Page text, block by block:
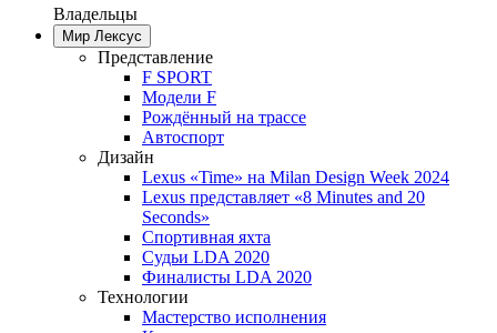
Владельцы
Мир Лексус
Представление
F SPORT
Модели F
Рождённый на трассе
Автоспорт
Дизайн
Lexus «Time» на Milan Design Week 2024
Lexus представляет «8 Minutes and 20
Seconds»
Спортивная яхта
Судьи LDA 2020
Финалисты LDA 2020
Технологии
Мастерство исполнения